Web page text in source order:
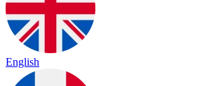
English